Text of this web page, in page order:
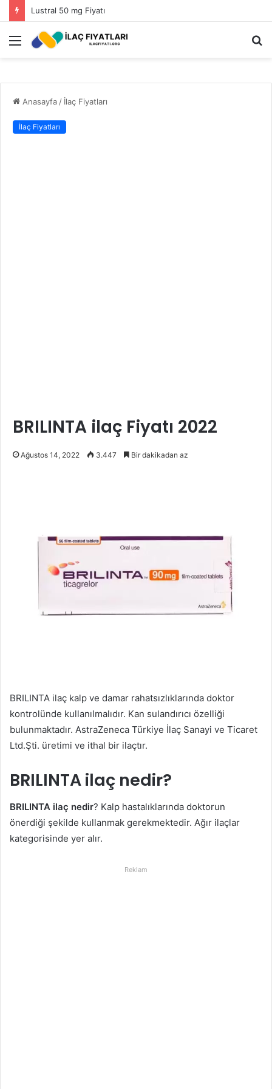
Lustral 50 mg Fiyatı
Menü
Anasayfa/ İlaç Fiyatları
İlaç Fiyatları
BRILINTA ilaç Fiyatı 2022
Ağustos 14, 2022 3.447 Bir dakikadan az
BRILINTA ilaç kalp ve damar rahatsızlıklarında doktor
kontrolünde kullanılmalıdır. Kan sulandırıcı özelliği
bulunmaktadır. AstraZeneca Türkiye İlaç Sanayi ve Ticaret
Ltd.Şti. üretimi ve ithal bir ilaçtır.
BRILINTA ilaç nedir?
BRILINTA ilaç nedir? Kalp hastalıklarında doktorun
önerdiği şekilde kullanmak gerekmektedir. Ağır ilaçlar
kategorisinde yer alır.
Reklam